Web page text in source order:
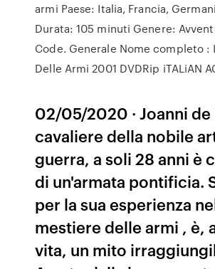
armi Paese: Italia, Francia,
Durata: 105 minuti Genere:
Code. Generale Nome completo :
Delle Armi 2001 DVDRip iTALiAN
02/05/2020 · Joanni
cavaliere della nobile
guerra, a soli 28 anni è
di un'armata pontificia.
per la sua esperienza
mestiere delle armi , è,
vita, un mito